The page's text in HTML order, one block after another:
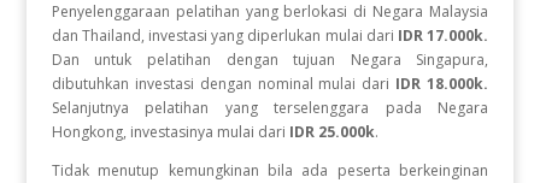
Penyelenggaraan pelatihan yang berlokasi di Negara Malaysia
dan Thailand, investasi yang diperlukan mulai dari IDR 17.000k.
Dan
untuk pelatihan dengan tujuan Negara
Singapura,
dibutuhkan investasi dengan nominal mulai dari IDR 18.000k.
Selanjutnya pelatihan yang terselenggara pada Negara
Hongkong, investasinya mulai dari IDR 25.000k.
Tidak menutup kemungkinan bila ada peserta berkeinginan